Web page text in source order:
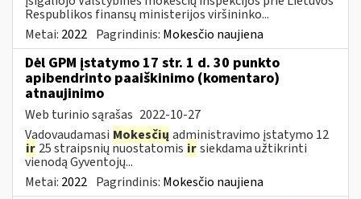
Respublikos finansų ministerijos viršininko...
Metai: 2022 Pagrindinis: Mokesčio naujiena
Dėl GPM įstatymo 17 str. 1 d. 30 punkto
apibendrinto paaiškinimo (komentaro)
atnaujinimo
Web turinio sąrašas 2022-10-27
Vadovaudamasi Mokesčių administravimo įstatymo 12
ir 25 straipsnių nuostatomis irsiekdama užtikrinti
vienodą Gyventojų...
Metai: 2022 Pagrindinis: Mokesčio naujiena